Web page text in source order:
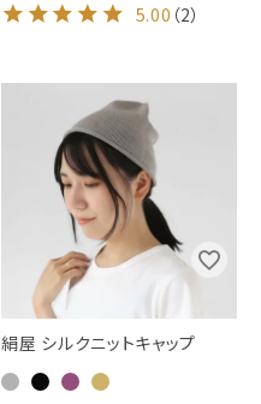
5.00 （2）
絹屋 シルクニットキャップ